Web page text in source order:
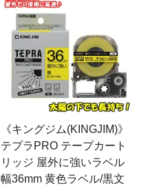
《キングジム(KINGJIM)》
テプラPRO テープカート
リッジ 屋外に強いラベル
幅36mm 黄色ラベル/黒文